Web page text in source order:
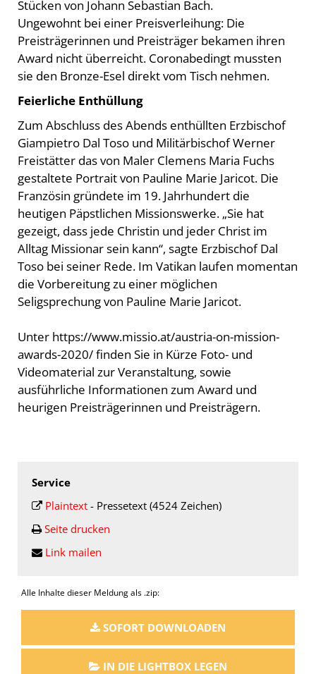
Stücken von Johann Sebastian Bach.
Ungewohnt bei einer Preisverleihung: Die
Preisträgerinnen und Preisträger bekamen ihren
Award nicht überreicht. Coronabedingt mussten
sie den Bronze-Esel direkt vom Tisch nehmen.
Feierliche Enthüllung
Zum Abschluss des Abends enthüllten Erzbischof
Giampietro Dal Toso und Militärbischof Werner
Freistätter das von Maler Clemens Maria Fuchs
gestaltete Portrait von Pauline Marie Jaricot. Die
Französin gründete im 19. Jahrhundert die
heutigen Päpstlichen Missionswerke. „Sie hat
gezeigt, dass jede Christin und jeder Christ im
Alltag Missionar sein kann“, sagte Erzbischof Dal
Toso bei seiner Rede. Im Vatikan laufen momentan
die Vorbereitung zu einer möglichen
Seligsprechung von Pauline Marie Jaricot.
Unter https://www.missio.at/austria-on-mission-
awards-2020/ finden Sie in Kürze Foto- und
Videomaterial zur Veranstaltung, sowie
ausführliche Informationen zum Award und
heurigen Preisträgerinnen und Preisträgern.
Service
Plaintext - Pressetext (4524 Zeichen)
Seite drucken
Link mailen
Alle Inhalte dieser Meldung als .zip:
SOFORT DOWNLOADEN
IN DIE LIGHTBOX LEGEN